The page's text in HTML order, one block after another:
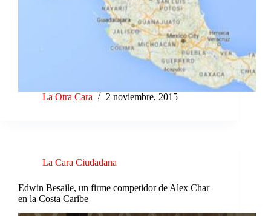
La Otra Cara 2 noviembre, 2015
La Cara Ciudadana
Edwin Besaile, un firme competidor de Alex Char
en la Costa Caribe